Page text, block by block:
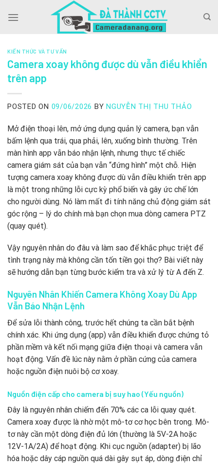
KIẾN THỨC VÀ TƯ VẤN
Camera xoay không được dù vẫn điều khiển
trên app
POSTED ON 09/06/2026 BY NGUYỄN THỊ THU THẢO
Mở điện thoại lên, mở ứng dụng quản lý camera, bạn vẫn
bấm lệnh qua trái, qua phải, lên, xuống bình thường. Trên
màn hình app vẫn báo nhận lệnh, nhưng thực tế chiếc
camera giám sát của bạn vẫn “đứng hình” một chỗ. Hiện
tượng camera xoay không được dù vẫn điều khiển trên app
là một trong những lỗi cực kỳ phổ biến và gây ức chế lớn
cho người dùng. Nó làm mất đi tính năng chủ động giám sát
góc rộng – lý do chính mà bạn chọn mua dòng camera PTZ
(quay quét).
Vậy nguyên nhân do đâu và làm sao để khắc phục triệt để
tình trạng này mà không cần tốn tiền gọi thợ? Bài viết này
sẽ hướng dẫn bạn từng bước kiểm tra và xử lý từ A đến Z.
Nguyên Nhân Khiến Camera Không Xoay Dù App
Vẫn Báo Nhận Lệnh
Để sửa lỗi thành công, trước hết chúng ta cần bắt bệnh
chính xác. Khi ứng dụng (app) vẫn điều khiển được chứng tỏ
phần mềm và kết nối mạng giữa điện thoại và camera vẫn
hoạt động. Vấn đề lúc này nằm ở phần cứng của camera
hoặc nguồn điện nuôi bộ cơ xoay.
Nguồn điện cấp cho camera bị suy hao (Yếu nguồn)
Đây là nguyên nhân chiếm đến 70% các ca lỗi quay quét.
Camera xoay được là nhờ một mô-tơ cơ học bên trong. Mô-
tơ này cần một dòng điện đủ lớn (thường là 5V-2A hoặc
12V-1A/2A) để hoạt động. Khi cục nguồn (adapter) bị lão
hóa hoặc dây cáp nguồn quá dài gây sụt áp, dòng điện chỉ